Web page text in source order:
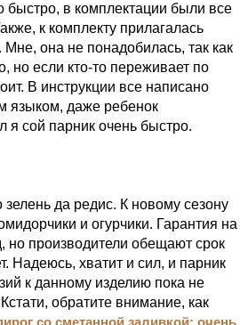
быстро, в комплектации были все
к комплекту прилагалась
Мне, она не понадобилась, так как
но если кто-то переживает по
В инструкции все написано
языком, даже ребенок
я сой парник очень быстро.
зелень да редис. К новому сезону
и огурчики. Гарантия на
но производители обещают срок
Надеюсь, хватит и сил, и парник
к данному изделию пока не
обратите внимание, как
со сметанной заливкой: очень